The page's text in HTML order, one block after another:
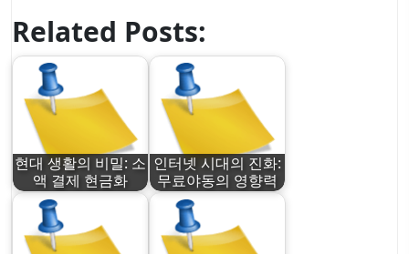
Related Posts:
현대 생활의 비밀: 소
액 결제 현금화
인터넷 시대의 진화:
무료야동의 영향력